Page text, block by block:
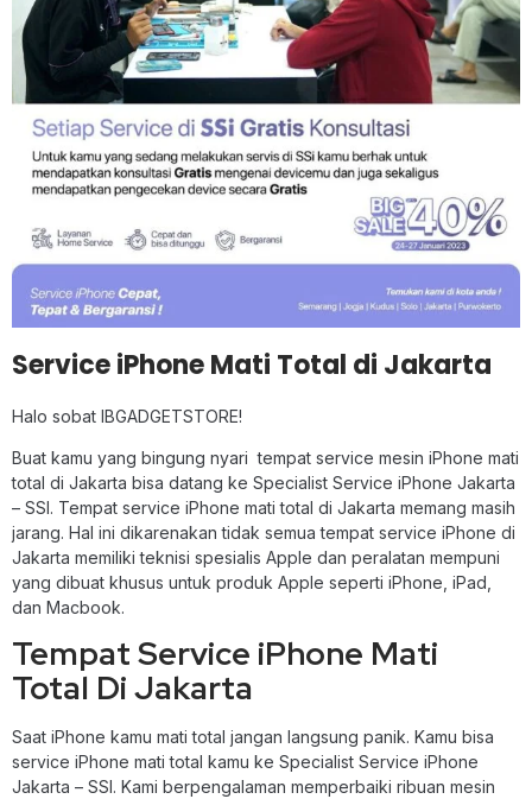
Service iPhone Mati Total di Jakarta
Halo sobat IBGADGETSTORE!
Buat kamu yang bingung nyari tempat service mesin iPhone mati
total di Jakarta bisa datang ke Specialist Service iPhone Jakarta
– SSI. Tempat service iPhone mati total di Jakarta memang masih
jarang. Hal ini dikarenakan tidak semua tempat service iPhone di
Jakarta memiliki teknisi spesialis Apple dan peralatan mempuni
yang dibuat khusus untuk produk Apple seperti iPhone, iPad,
dan Macbook.
Tempat Service iPhone Mati
Total Di Jakarta
Saat iPhone kamu mati total jangan langsung panik. Kamu bisa
service iPhone mati total kamu ke Specialist Service iPhone
Jakarta – SSI. Kami berpengalaman memperbaiki ribuan mesin